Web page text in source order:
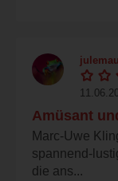
Amüsant
Marc-Uwe
spannend-
die ans...